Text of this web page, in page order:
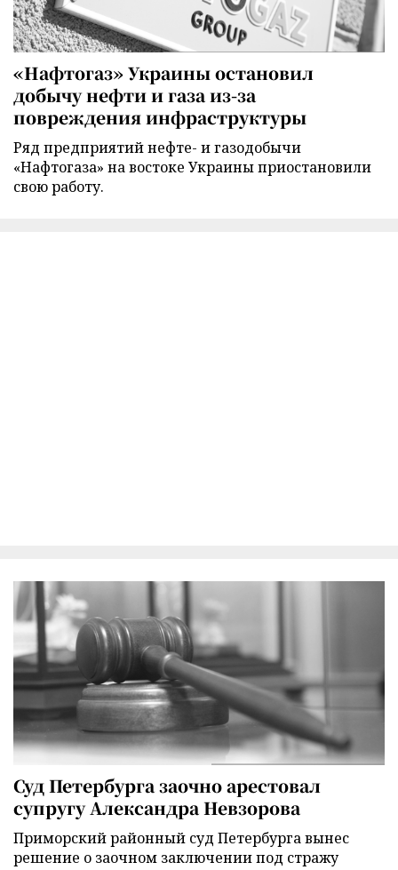
«Нафтогаз» Украины остановил
добычу нефти и газа из-за
повреждения инфраструктуры
Ряд предприятий нефте- и газодобычи
«Нафтогаза» на востоке Украины приостановили
свою работу.
Суд Петербурга заочно арестовал
супругу Александра Невзорова
Приморский районный суд Петербурга вынес
решение о заочном заключении под стражу